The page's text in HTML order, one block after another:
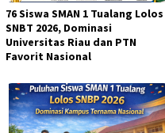
76 Siswa SMAN 1 Tualang Lolos
SNBT 2026, Dominasi
Universitas Riau dan PTN
Favorit Nasional